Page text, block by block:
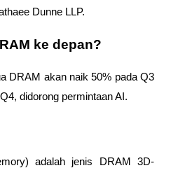
Dunne LLP.
ke depan?
DRAM akan naik 50% pada Q3
didorong permintaan AI.
adalah jenis DRAM 3D-